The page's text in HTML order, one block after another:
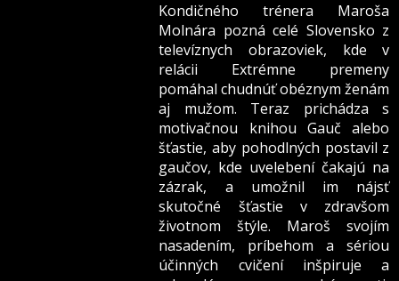
Kondičného trénera Maroša
Molnára pozná celé Slovensko z
televíznych obrazoviek, kde v
relácii Extrémne premeny
pomáhal chudnúť obéznym ženám
aj mužom. Teraz prichádza s
motivačnou knihou Gauč alebo
šťastie, aby pohodlných postavil z
gaučov, kde uvelebení čakajú na
zázrak, a umožnil im nájsť
skutočné šťastie v zdravšom
životnom štýle. Maroš svojím
nasadením, príbehom a sériou
účinných cvičení inšpiruje a